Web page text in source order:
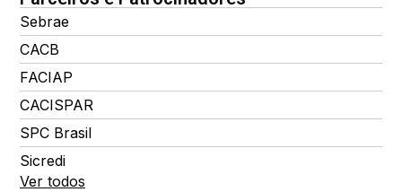
Sebrae
CACB
FACIAP
CACISPAR
SPC Brasil
Sicredi
Ver todos